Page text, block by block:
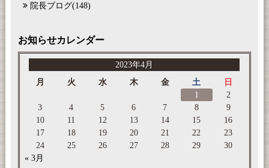
院長ブログ(148)
お知らせカレンダー
2023年4月
月
火 水 木 金 土
日
1
2
3
4 5 6 7 8
9
10
11 12 13 14 15
16
17
18 19 20 21 22
23
24
25 26 27 28 29
30
« 3月